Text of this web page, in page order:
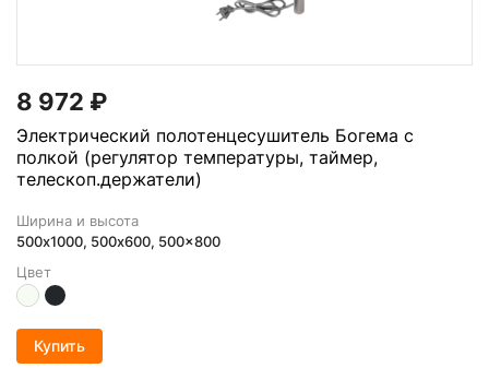
8 972 ₽
Электрический полотенцесушитель Богема с
полкой (регулятор температуры, таймер,
телескоп.держатели)
Ширина и высота
500х1000, 500x600, 500x800
Цвет
Купить